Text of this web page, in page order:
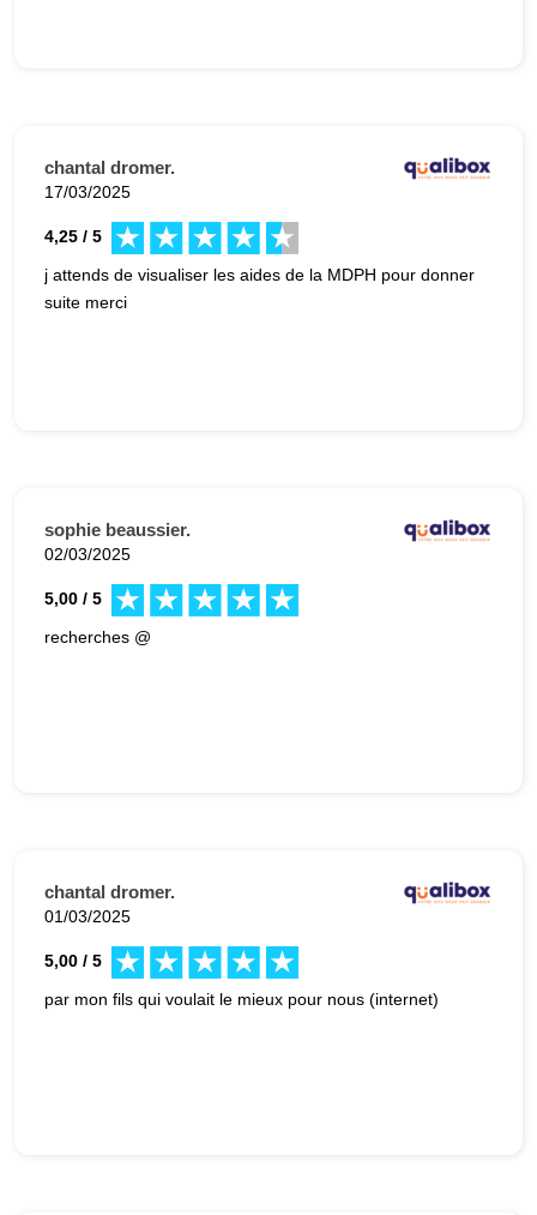
chantal dromer.
17/03/2025
4,25 / 5
j attends de visualiser les aides de la MDPH pour donner
suite merci
sophie beaussier.
02/03/2025
5,00 / 5
recherches @
chantal dromer.
01/03/2025
5,00 / 5
par mon fils qui voulait le mieux pour nous (internet)